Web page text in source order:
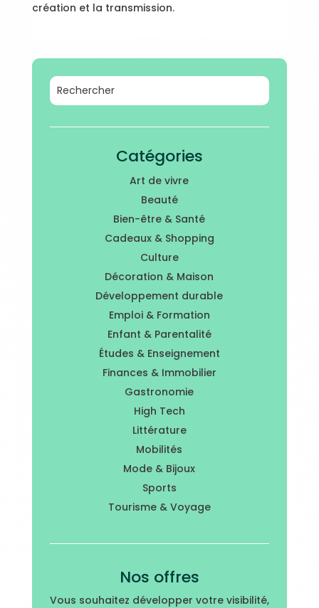
création et la transmission.
Catégories
Art de vivre
Beauté
Bien-être & Santé
Cadeaux & Shopping
Culture
Décoration & Maison
Développement durable
Emploi & Formation
Enfant & Parentalité
Études & Enseignement
Finances & Immobilier
Gastronomie
High Tech
Littérature
Mobilités
Mode & Bijoux
Sports
Tourisme & Voyage
Nos offres
Vous souhaitez développer votre visibilité,